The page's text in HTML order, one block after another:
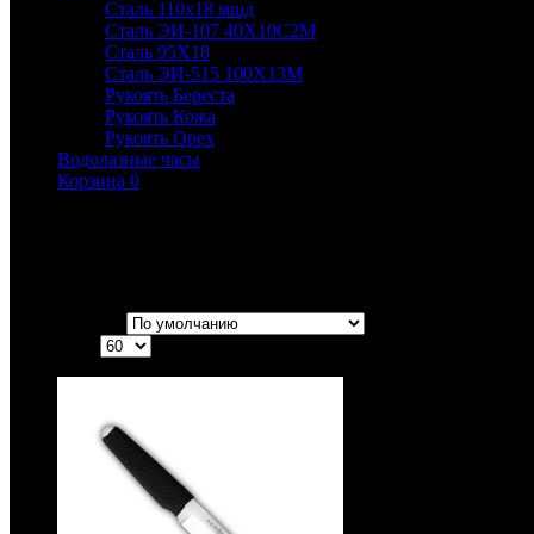
Сталь 110х18 мшд
Сталь ЭИ-107 40Х10С2М
Сталь 95Х18
Сталь ЭИ-515 100Х13М
Рукоять Береста
Рукоять Кожа
Рукоять Орех
Водолазные часы
Корзина 0